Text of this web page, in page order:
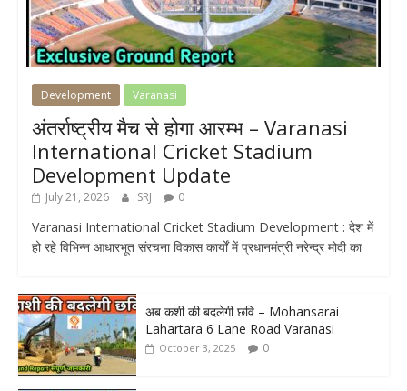
Development Varanasi
अंतर्राष्ट्रीय मैच से होगा आरम्भ – Varanasi
International Cricket Stadium
Development Update
July 21, 2026 SRJ 0
Varanasi International Cricket Stadium Development : देश में
हो रहे विभिन्न आधारभूत संरचना विकास कार्यों में प्रधानमंत्री नरेन्द्र मोदी का
अब कशी की बदलेगी छवि – Mohansarai
Lahartara 6 Lane Road Varanasi
October 3, 2025 0